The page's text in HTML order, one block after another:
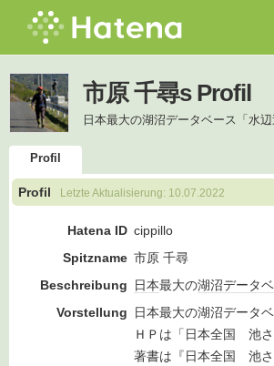
市原 千尋s Profil
日本最大の湖沼データベース「水辺
Profil
Profil Letzte Aktualisierung: 10.07.2022
Hatena ID cippillo
Spitzname 市原 千尋
Beschreibung
日本最大の湖沼データ
Vorstellung
日本最大の湖沼データ
ＨＰは「日本全国 池
著書は『日本全国 池